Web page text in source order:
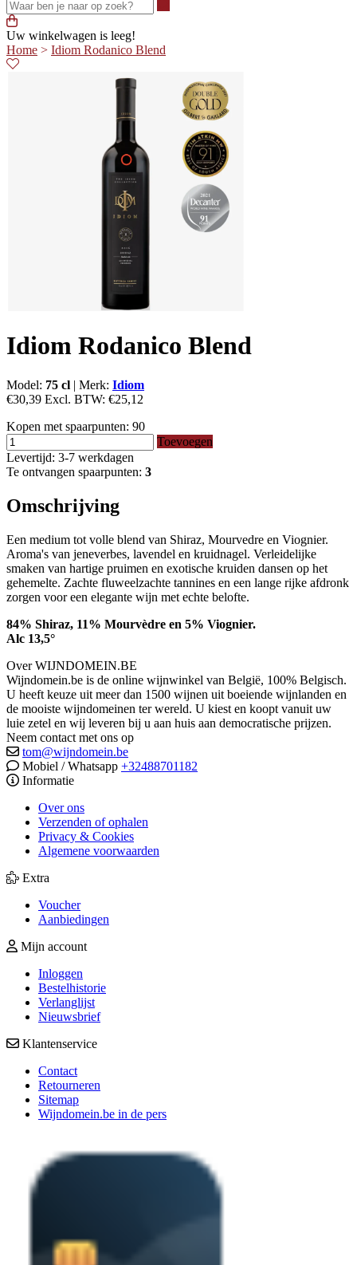
Uw winkelwagen is leeg!
Home > Idiom Rodanico Blend
Idiom Rodanico Blend
Model: 75 cl | Merk: Idiom
€30,39 Excl. BTW: €25,12
Kopen met spaarpunten: 90
Toevoegen
Levertijd: 3-7 werkdagen
Te ontvangen spaarpunten: 3
Omschrijving
Een medium tot volle blend van Shiraz, Mourvedre en Viognier.
Aroma's van jeneverbes, lavendel en kruidnagel. Verleidelijke
smaken van hartige pruimen en exotische kruiden dansen op het
gehemelte. Zachte fluweelzachte tannines en een lange rijke afdronk
zorgen voor een elegante wijn met echte belofte.
84% Shiraz, 11% Mourvèdre en 5% Viognier.
Alc 13,5°
Over WIJNDOMEIN.BE
Wijndomein.be is de online wijnwinkel van België, 100% Belgisch.
U heeft keuze uit meer dan 1500 wijnen uit boeiende wijnlanden en
de mooiste wijndomeinen ter wereld. U kiest en koopt vanuit uw
luie zetel en wij leveren bij u aan huis aan democratische prijzen.
Neem contact met ons op
tom@wijndomein.be
Mobiel / Whatsapp +32488701182
Informatie
Over ons
Verzenden of ophalen
Privacy & Cookies
Algemene voorwaarden
Extra
Voucher
Aanbiedingen
Mijn account
Inloggen
Bestelhistorie
Verlanglijst
Nieuwsbrief
Klantenservice
Contact
Retourneren
Sitemap
Wijndomein.be in de pers